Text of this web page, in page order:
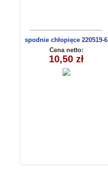
spodnie chłopięce 220519-6
(1- 4) 4 szt
Cena netto:
10,50 zł